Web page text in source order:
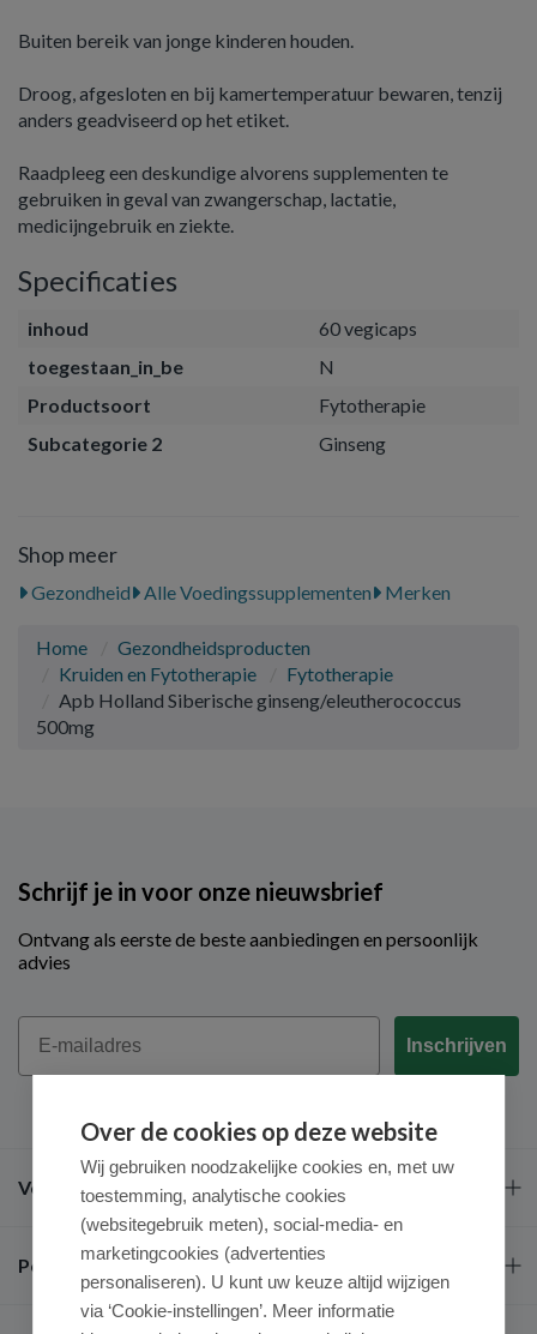
Buiten bereik van jonge kinderen houden.
Droog, afgesloten en bij kamertemperatuur bewaren, tenzij
anders geadviseerd op het etiket.
Raadpleeg een deskundige alvorens supplementen te
gebruiken in geval van zwangerschap, lactatie,
medicijngebruik en ziekte.
Specificaties
inhoud
60 vegicaps
toegestaan_in_be
N
Productsoort
Fytotherapie
Subcategorie 2
Ginseng
Shop meer
Gezondheid Alle Voedingssupplementen Merken
Home
Gezondheidsproducten
Kruiden en Fytotherapie
Fytotherapie
Apb Holland Siberische ginseng/eleutherococcus
500mg
Schrijf je in voor onze nieuwsbrief
Ontvang als eerste de beste aanbiedingen en persoonlijk
advies
Email
Inschrijven
Veel gestelde vragen
Populaire merken
Over de cookies op deze website
Wij gebruiken noodzakelijke cookies en, met uw
toestemming, analytische cookies
(websitegebruik meten), social-media- en
marketingcookies (advertenties
personaliseren). U kunt uw keuze altijd wijzigen
via ‘Cookie-instellingen’. Meer informatie